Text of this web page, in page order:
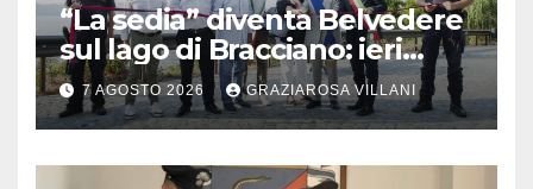
“La sedia” diventa Belvedere
sul lago di Bracciano: ieri
l’inaugurazione
7 AGOSTO 2026 GRAZIAROSA VILLANI